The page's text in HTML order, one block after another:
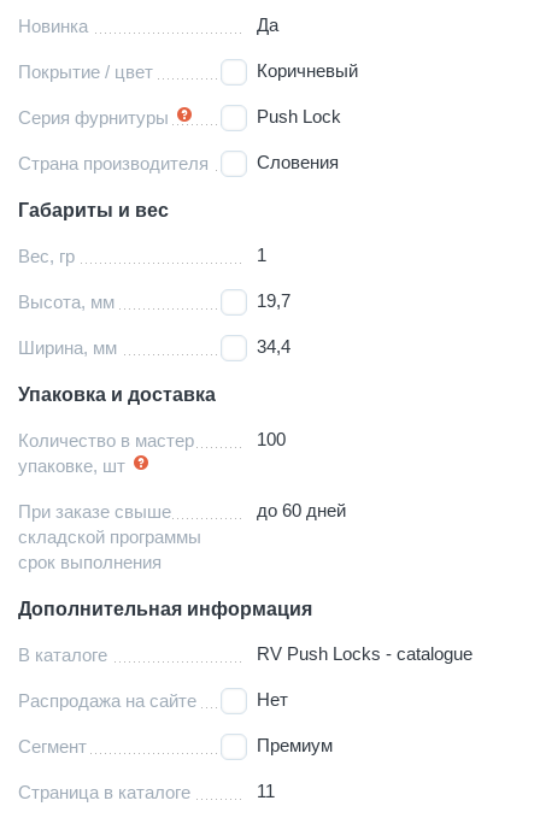
Новинка Да
Покрытие / цвет Коричневый
Серия фурнитуры Push Lock
Страна производителя Словения
Габариты и вес
Вес, гр 1
Высота, мм 19,7
Ширина, мм 34,4
Упаковка и доставка
Количество в мастер
упаковке, шт
100
При заказе свыше
складской программы
срок выполнения
до 60 дней
Дополнительная информация
В каталоге RV Push Locks - catalogue
Распродажа на сайте Нет
Сегмент Премиум
Страница в каталоге 11